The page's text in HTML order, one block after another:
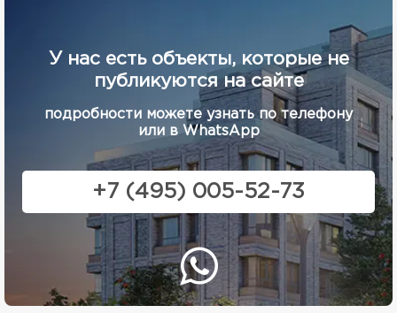
У нас есть объекты, которые не
публикуются на сайте
подробности можете узнать по телефону
или в WhatsApp
+7 (495) 005-52-73